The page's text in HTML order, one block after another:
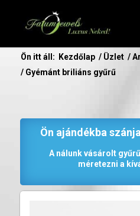
Ön itt áll: Kezdőlap / Üzlet /
/ Gyémánt briliáns gyűrű
Ön ajándékba
A nálunk vásárolt
méretezni a